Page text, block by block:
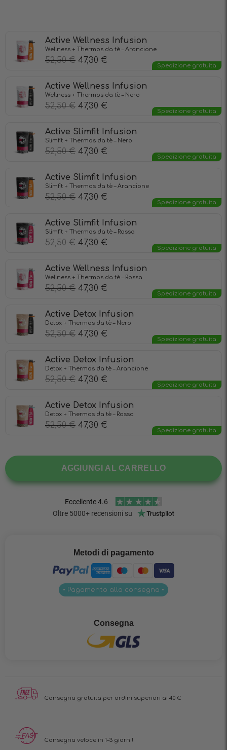
Active Wellness Infusion
Wellness + Thermos da tè – Arancione
52,50€ 47,30 €
Spedizione gratuita
Active Wellness Infusion
Wellness + Thermos da tè – Nero
52,50€ 47,30 €
Spedizione gratuita
Active Slimfit Infusion
Slimfit + Thermos da tè – Nero
52,50€ 47,30 €
Spedizione gratuita
Active Slimfit Infusion
Slimfit + Thermos da tè – Arancione
52,50€ 47,30 €
Spedizione gratuita
Active Slimfit Infusion
Slimfit + Thermos da tè – Rossa
52,50€ 47,30 €
Spedizione gratuita
Active Wellness Infusion
Wellness + Thermos da tè – Rossa
52,50€ 47,30 €
Spedizione gratuita
Active Detox Infusion
Detox + Thermos da tè – Nero
52,50€ 47,30 €
Spedizione gratuita
Active Detox Infusion
Detox + Thermos da tè – Arancione
52,50€ 47,30 €
Spedizione gratuita
Active Detox Infusion
Detox + Thermos da tè – Rossa
52,50€ 47,30 €
Spedizione gratuita
AGGIUNGI AL CARRELLO
Metodi di pagamento
• Pagamento alla consegna •
Consegna
Consegna gratuita per ordini superiori ai 40 €
Consegna veloce in 1-3 giorni!